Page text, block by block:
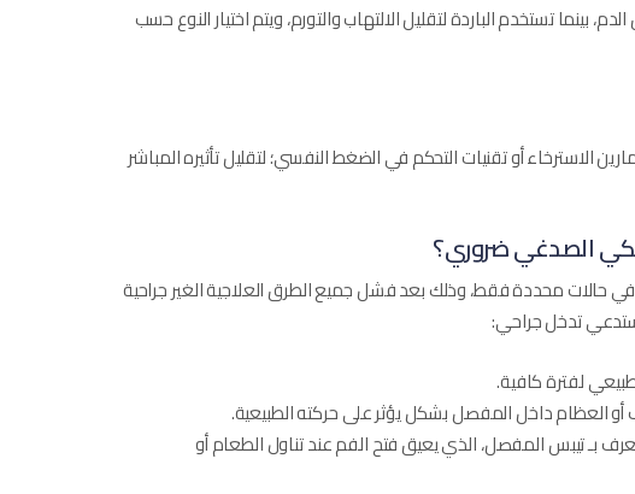
تستخدم الباردة لتقليل الالتهاب والتورم، ويتم اختيار النوع حسب
الاسترخاء أو تقنيات التحكم في الضغط النفسي؛ لتقليل تأثيره المباشر
الصدغي ضروري؟
محددة فقط، وذلك بعد فشل جميع الطرق العلاجية الغير جراحية
تدخل جراحي:
لفترة كافية.
العظام داخل المفصل بشكل يؤثر على حركته الطبيعية.
بـ تيبس المفصل، الذي يعيق فتح الفم عند تناول الطعام أو